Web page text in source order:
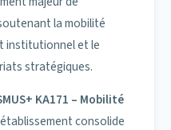
des diplômés ;
interculturelles ;
académiques
international de
ENIB
Orléans
de Compiègne
Rimouski (UQAR)
la mobilité
institutionnel et le
stratégiques.
KA171 – Mobilité
consolide